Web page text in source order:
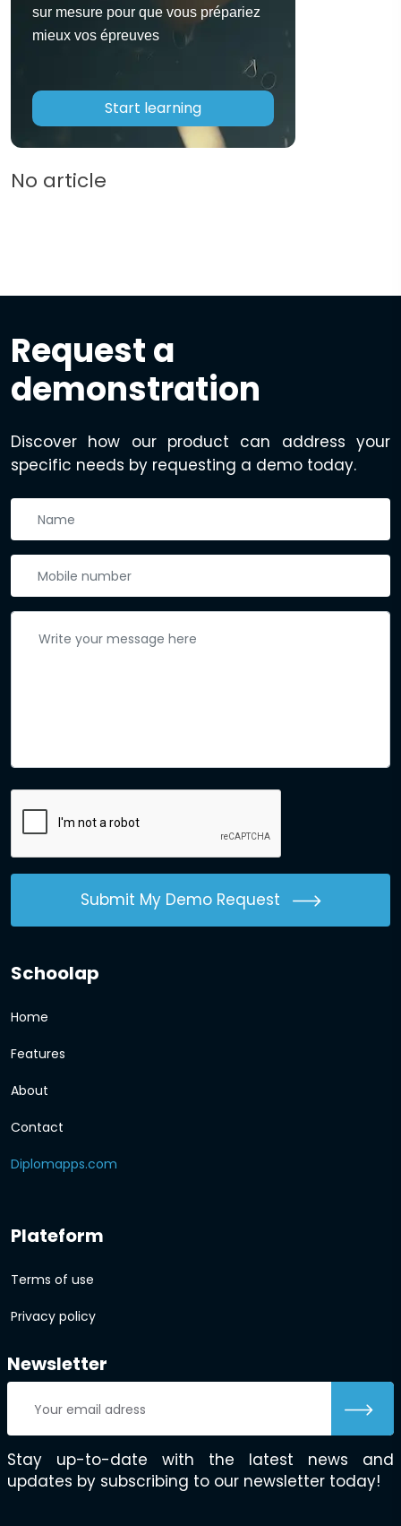
sur mesure pour que vous prépariez
mieux vos épreuves
Start learning
No article
Request a
demonstration
Discover how our product can address your
specific needs by requesting a demo today.
Submit My Demo Request
Schoolap
Home
Features
About
Contact
Diplomapps.com
Plateform
Terms of use
Privacy policy
Newsletter
Stay up-to-date with the latest news and
updates by subscribing to our newsletter today!